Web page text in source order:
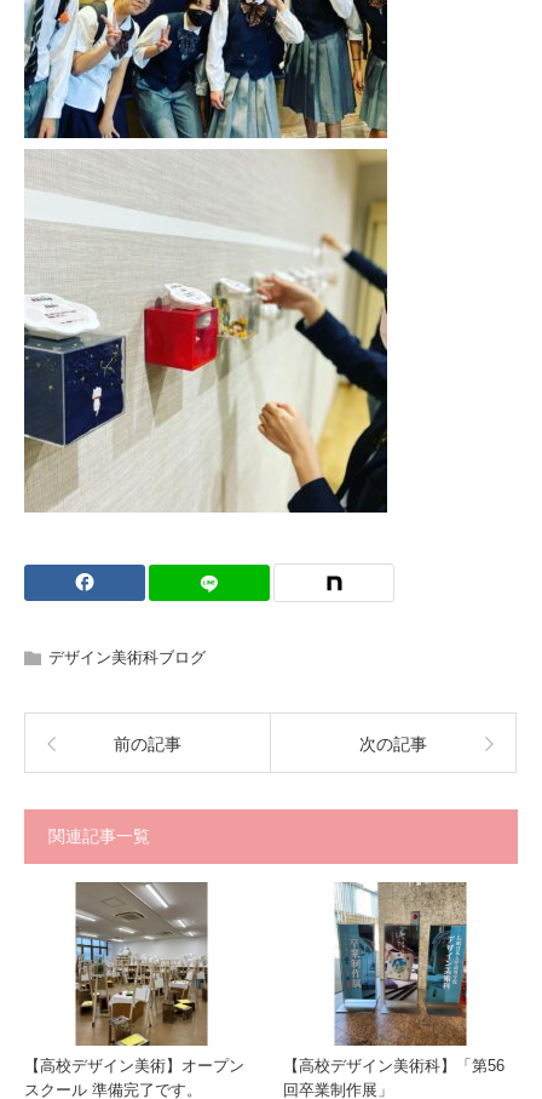
デザイン美術科ブログ
前の記事 次の記事
関連記事一覧
【高校デザイン美術】オープン
スクール 準備完了です。
【高校デザイン美術科】「第56
回卒業制作展」